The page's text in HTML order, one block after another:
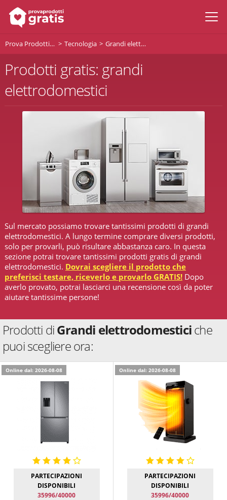
Prova Prodotti Gratis Tecnologia Grandi elettrodomestici
Prodotti gratis: grandi
elettrodomestici
Sul mercato possiamo trovare tantissimi prodotti di grandi
elettrodomestici. A lungo termine comprare diversi prodotti,
solo per provarli, può risultare abbastanza caro. In questa
sezione potrai trovare tantissimi prodotti gratis di grandi
elettrodomestici. Dovrai scegliere il prodotto che
preferisci testare, riceverlo e provarlo GRATIS!Dopo
averlo provato, potrai lasciarci una recensione così da poter
aiutare tantissime persone!
Prodotti diGrandi elettrodomesticiche
puoi scegliere ora:
Online dal: 2026-08-08
PARTECIPAZIONI
DISPONIBILI
35996/40000
Online dal: 2026-08-08
PARTECIPAZIONI
DISPONIBILI
35996/40000